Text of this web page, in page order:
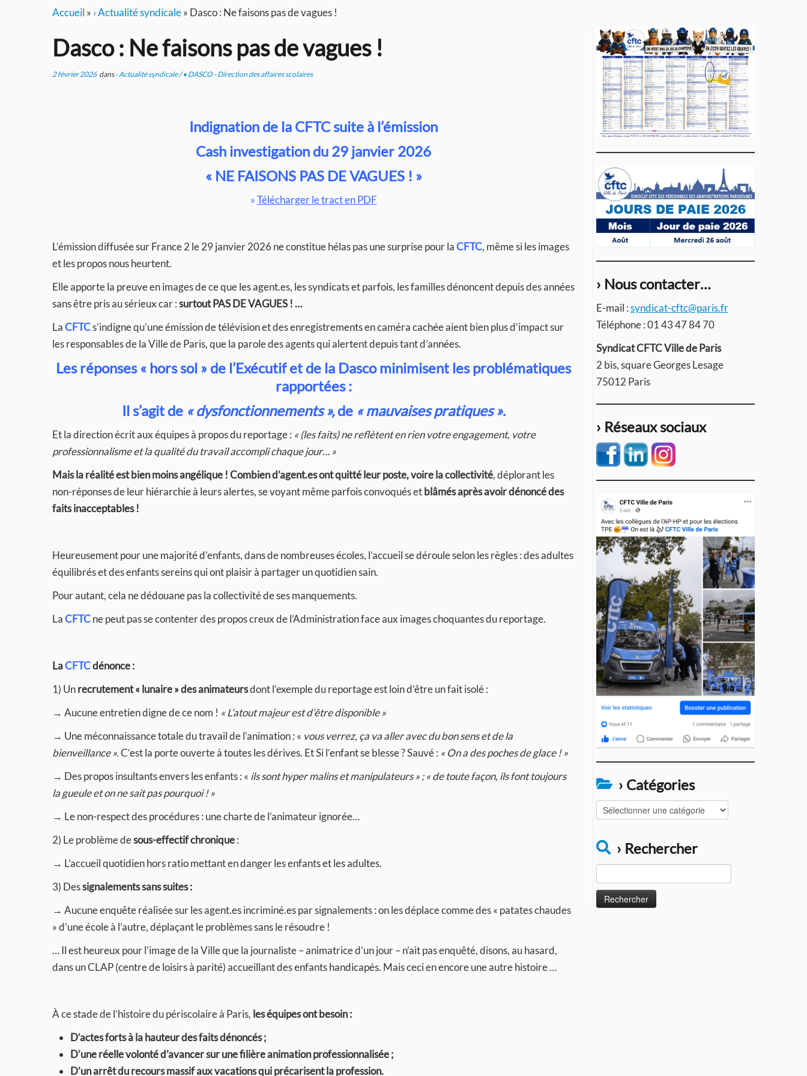
Accueil » › Actualité syndicale» Dasco : Ne faisons pas de vagues !
Dasco : Ne faisons pas de vagues !
2 février 2026dans› Actualité syndicale/• DASCO - Direction des affaires scolaires
Indignation de la CFTC suite à l’émission
Cash investigation du 29 janvier 2026
« NE FAISONS PAS DE VAGUES ! »
»Télécharger le tract en PDF
L’émission diffusée sur France 2 le 29 janvier 2026 ne constitue hélas pas une surprise pour laCFTC, même si les images
et les propos nous heurtent.
Elle apporte la preuve en images de ce que les agent.es, les syndicats et parfois, les familles dénoncent depuis des années
sans être pris au sérieux car :surtout PAS DE VAGUES ! …
LaCFTCs’indigne qu’une émission de télévision et des enregistrements en caméra cachée aient bien plus d’impact sur
les responsables de la Ville de Paris, que la parole des agents qui alertent depuis tant d’années.
Les réponses « hors sol » de l’Exécutif et de la Dasco minimisent les problématiques
rapportées :
Il s’agit de « dysfonctionnements »,de « mauvaises pratiques ».
Et la direction écrit aux équipes à propos du reportage : « (les faits) ne reflètent en rien votre engagement, votre
professionnalisme et la qualité du travail accompli chaque jour… »
Mais la réalité est bien moins angélique ! Combien d’agent.es ont quitté leur poste, voire la collectivité, déplorant les
non-réponses de leur hiérarchie à leurs alertes, se voyant même parfois convoqués etblâmés après avoir dénoncé des
faits inacceptables !
Heureusement pour une majorité d’enfants, dans de nombreuses écoles, l’accueil se déroule selon les règles : des adultes
équilibrés et des enfants sereins qui ont plaisir à partager un quotidien sain.
Pour autant, cela ne dédouane pas la collectivité de ses manquements.
LaCFTCne peut pas se contenter des propos creux de l’Administration face aux images choquantes du reportage.
LaCFTCdénonce :
1) Unrecrutement « lunaire » des animateursdont l’exemple du reportage est loin d’être un fait isolé :
→ Aucune entretien digne de ce nom ! « L’atout majeur est d’être disponible »
→ Une méconnaissance totale du travail de l’animation : « vous verrez, ça va aller avec du bon sens et de la
bienveillance ».C’est la porte ouverte à toutes les dérives. Et Si l’enfant se blesse ? Sauvé : « On a des poches de glace ! »
→ Des propos insultants envers les enfants : « ils sont hyper malins et manipulateurs » ; « de toute façon, ils font toujours
la gueule et on ne sait pas pourquoi ! »
→ Le non-respect des procédures : une charte de l’animateur ignorée…
2) Le problème desous-effectif chronique:
→ L’accueil quotidien hors ratio mettant en danger les enfants et les adultes.
3) Dessignalements sans suites :
→ Aucune enquête réalisée sur les agent.es incriminé.es par signalements : on les déplace comme des « patates chaudes
» d’une école à l’autre, déplaçant le problèmes sans le résoudre !
… Il est heureux pour l’image de la Ville que la journaliste – animatrice d’un jour – n’ait pas enquêté, disons, au hasard,
dans un CLAP (centre de loisirs à parité) accueillant des enfants handicapés. Mais ceci en encore une autre histoire …
À ce stade de l’histoire du périscolaire à Paris, les équipes ont besoin :
D’actes forts à la hauteur des faits dénoncés ;
D’une réelle volonté d’avancer sur une filière animation professionnalisée ;
D’un arrêt du recours massif aux vacations qui précarisent la profession.
› Nous contacter…
E-mail :syndicat-cftc@paris.fr
Téléphone : 01 43 47 84 70
Syndicat CFTC Ville de Paris
2 bis, square Georges Lesage
75012 Paris
› Réseaux sociaux
› Catégories
Catégories
› Rechercher